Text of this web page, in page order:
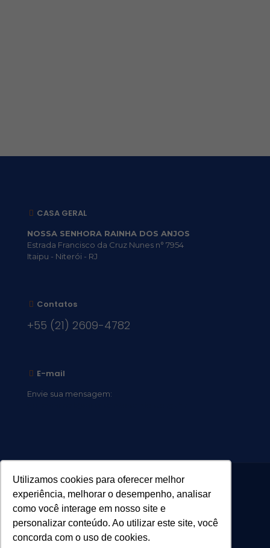
Utilizamos cookies para oferecer melhor
experiência, melhorar o desempenho, analisar
como você interage em nosso site e
personalizar conteúdo. Ao utilizar este site, você
concorda com o uso de cookies.
CASA GERAL
NOSSA SENHORA RAINHA DOS ANJOS
Estrada Francisco da Cruz Nunes n° 7954
Itaipu - Niterói - RJ
Contatos
+55 (21) 2609-4782
E-mail
Envie sua mensagem: